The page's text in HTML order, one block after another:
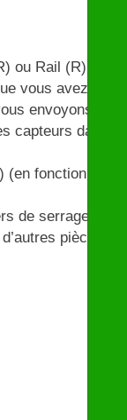
ou Rail (R) et
vous avez
envoyons
capteurs dans
fonction du
de serrage et
pièces